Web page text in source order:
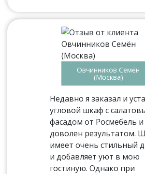
Овчинников Семён
(Москва)
Недавно я заказал и
угловой шкаф с
фасадом от Росмебель
доволен результатом.
имеет очень стильный
и добавляет уют в мою
гостиную. Однако при